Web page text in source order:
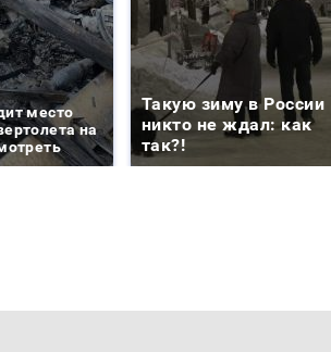
место
на
Такую зиму в России
никто не ждал: как
так?!